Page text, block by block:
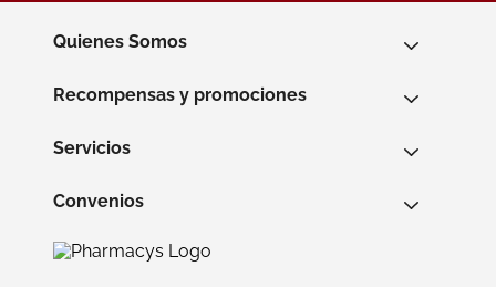
Quienes Somos
Recompensas y promociones
Servicios
Convenios